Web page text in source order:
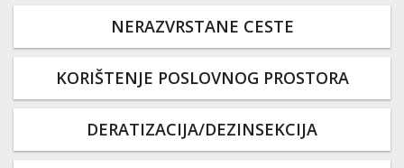
NERAZVRSTANE CESTE
KORIŠTENJE POSLOVNOG PROSTORA
DERATIZACIJA/DEZINSEKCIJA